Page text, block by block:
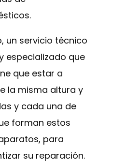
un servicio técnico
especializado que
que estar a
la misma altura y
y cada una de
forman estos
para
su reparación.